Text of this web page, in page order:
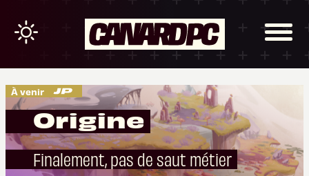
À venir
Origine
Finalement, pas de saut métier